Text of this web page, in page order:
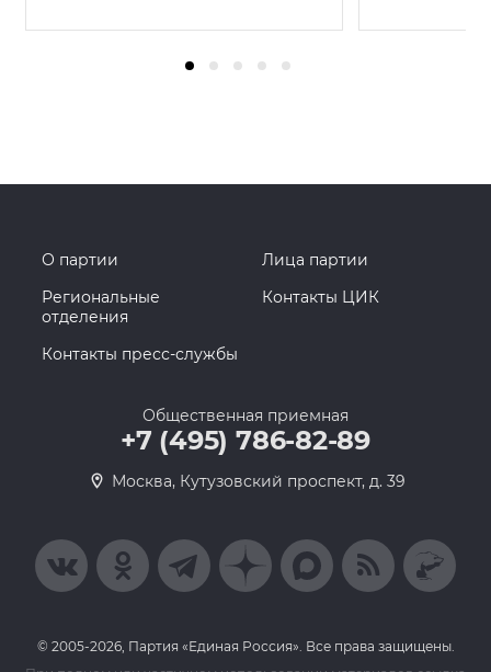
О партии
Лица партии
Региональные
отделения
Контакты ЦИК
Контакты пресс-службы
Общественная приемная
+7 (495) 786-82-89
Москва, Кутузовский проспект, д. 39
© 2005-2026, Партия «Единая Россия». Все права защищены.